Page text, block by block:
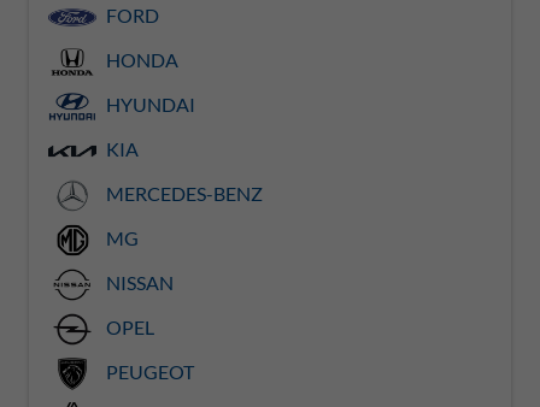
FORD
HONDA
HYUNDAI
KIA
MERCEDES-BENZ
MG
NISSAN
OPEL
PEUGEOT